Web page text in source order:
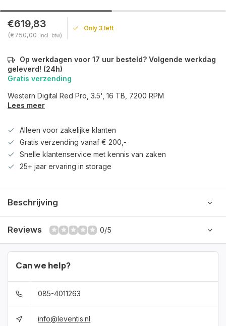
€619,83
(€750,00 Incl. btw)
Only 3 left
Op werkdagen voor 17 uur besteld? Volgende werkdag
geleverd! (24h)
Gratis verzending
Western Digital Red Pro, 3.5', 16 TB, 7200 RPM
Lees meer
Alleen voor zakelijke klanten
Gratis verzending vanaf € 200,-
Snelle klantenservice met kennis van zaken
25+ jaar ervaring in storage
Beschrijving
Reviews 0/5
Can we help?
085-4011263
info@leventis.nl